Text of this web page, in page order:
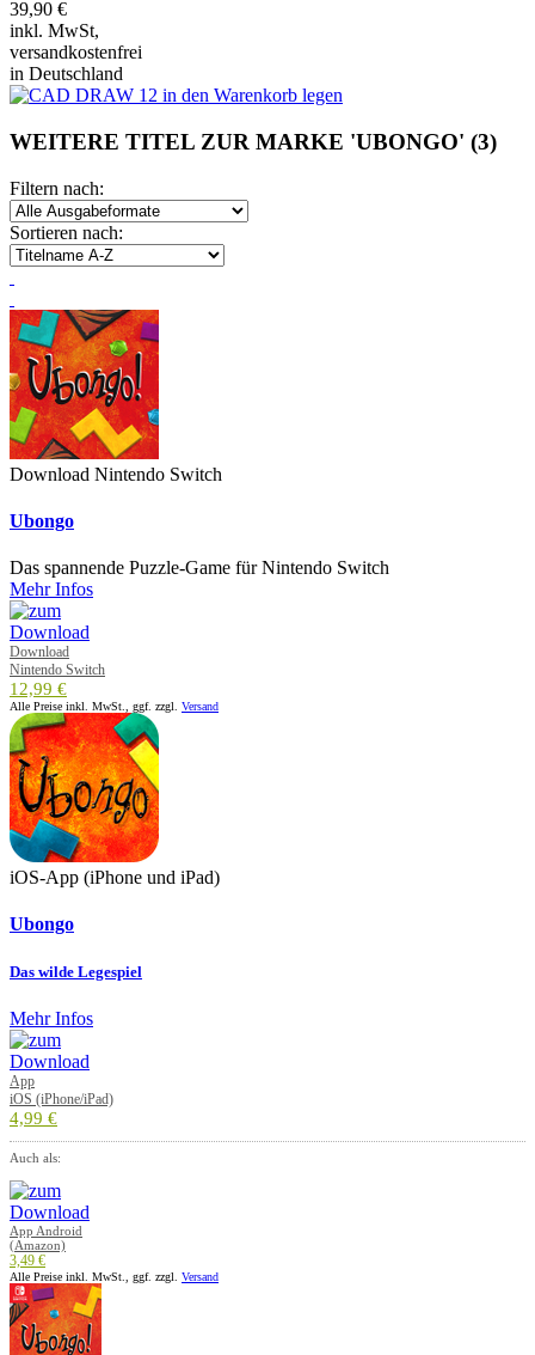
39,90 €
inkl. MwSt,
versandkostenfrei
in Deutschland
WEITERE TITEL ZUR MARKE 'UBONGO' (3)
Filtern nach:
Sortieren nach:
Download Nintendo Switch
Ubongo
Das spannende Puzzle-Game für Nintendo Switch
Mehr Infos
Download
Nintendo Switch
12,99 €
Alle Preise inkl. MwSt., ggf. zzgl. Versand
iOS-App (iPhone und iPad)
Ubongo
Das wilde Legespiel
Mehr Infos
App
iOS (iPhone/iPad)
4,99 €
Auch als:
App Android
(Amazon)
3,49 €
Alle Preise inkl. MwSt., ggf. zzgl. Versand